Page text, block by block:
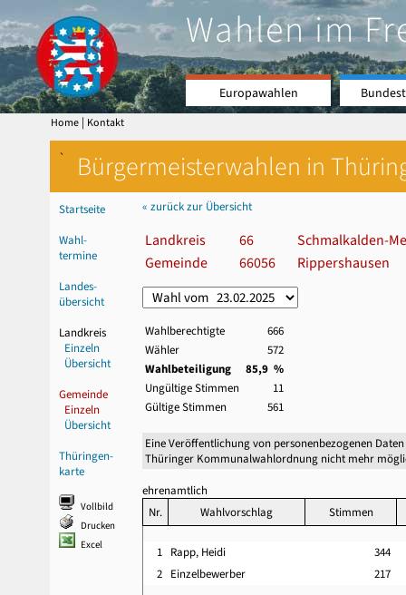
Wahlen im
Europawahlen
Home | Kontakt
` Bürgermeisterwahlen in
Startseite
Wahl-
termine
Landes-
übersicht
Landkreis
Einzeln
Übersicht
Gemeinde
Einzeln
Übersicht
Thüringen-
karte
Vollbild
Drucken
Excel
« zurück zur Übersicht
Landkreis 66
Schmalkalden-
Gemeinde
66056 Rippershausen
Wahlberechtigte
666
Wähler
572
Wahlbeteiligung
85,9 %
Ungültige Stimmen
11
Gültige Stimmen
561
Eine Veröffentlichung von personenbezogenen
Thüringer Kommunalwahlordnung nicht mehr
ehrenamtlich
Nr.
Wahlvorschlag Stimmen
1 Rapp, Heidi
344
2 Einzelbewerber 217